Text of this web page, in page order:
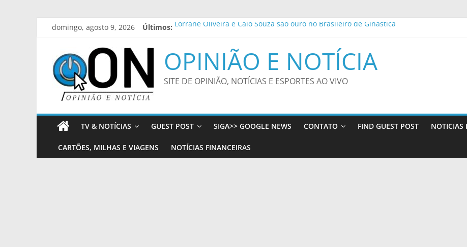
Pular
conteúdo
domingo, agosto 9, 2026 Últimos: Lorrane Oliveira e Caio Souza são ouro no Brasileiro de Ginástica
Defesa Civil emite alerta para risco de vendaval – CGNotícias
Zumba, Sabadinho Bom e Batalha do Beco transformam o Centro Histórico em ponto
Aos 20 anos, chega notícia sobre ocorrido com o filho de Wagner Moura
OPINIÃO E NOTÍCIA
SITE DE OPINIÃO, NOTÍCIAS E ESPORTES AO VIVO
TV & NOTÍCIAS GUEST POST SIGA>> GOOGLE NEWS CONTATO FIND GUEST POST NOTICIAS
CARTÕES, MILHAS E VIAGENS NOTÍCIAS FINANCEIRAS